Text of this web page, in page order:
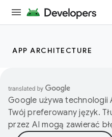
APP ARCHITECTURE
Google używa technologii
Twój preferowany język.
przez AI mogą zawierać